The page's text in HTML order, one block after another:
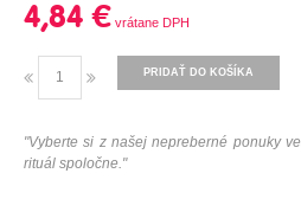
4,84 €
PRIDAŤ DO KOŠÍKA
"Vyberte si z našej nepreberné ponuky
rituál spoločne."